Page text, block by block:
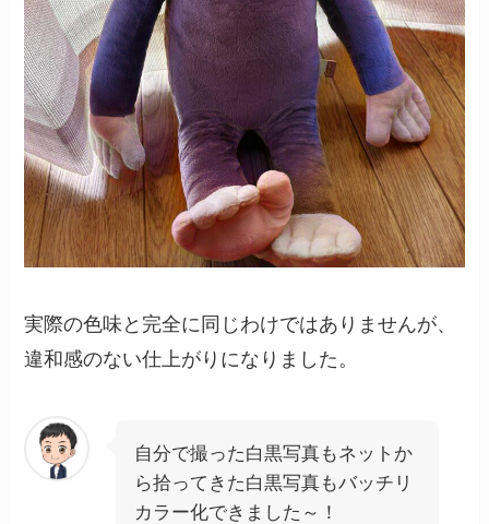
実際の色味と完全に同じわけではありませんが、
違和感のない仕上がりになりました。
自分で撮った白黒写真もネットか
ら拾ってきた白黒写真もバッチリ
カラー化できました～！